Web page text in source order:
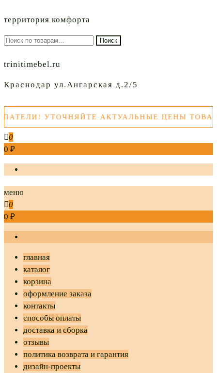
территория комфорта
Искать: Поиск
trinitimebel.ru
Краснодар ул.Ангарская д.2/5
УТОЧНЯЙТЕ АКТУАЛЬНЫЕ ЦЕНЫ ТОВАРОВ
0
0 ₽
меню
0
0 ₽
главная
каталог
корзина
оформление заказа
контакты
способы оплаты
доставка и сборка
отзывы
политика возврата и гарантия
дизайн-проекты